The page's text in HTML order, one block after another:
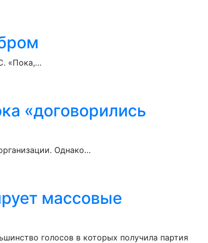
«Пока,…
«договорились
Однако…
массовые
голосов в которых получила партия